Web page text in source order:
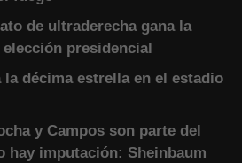
de ultraderecha gana la
presidencial
la décima estrella en el estadio
y Campos son parte del
hay imputación: Sheinbaum